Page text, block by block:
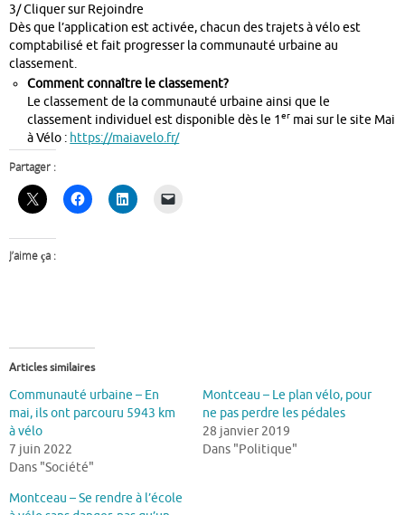
3/ Cliquer sur Rejoindre
Dès que l’application est activée, chacun des trajets à vélo est
comptabilisé et fait progresser la communauté urbaine au
classement.
Commentconnaître le classement?
Le classement de la communauté urbaine ainsi que le
classement individuel est disponible dès le 1er mai sur le site Mai
à Vélo : https://maiavelo.fr/
Partager :
J’aime ça :
Articles similaires
Communauté urbaine – En
mai, ils ont parcouru 5943 km
à vélo
7 juin 2022
Dans "Société"
Montceau – Le plan vélo, pour
ne pas perdre les pédales
28 janvier 2019
Dans "Politique"
Montceau – Se rendre à l’école